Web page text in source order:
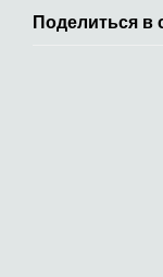
Поделиться в